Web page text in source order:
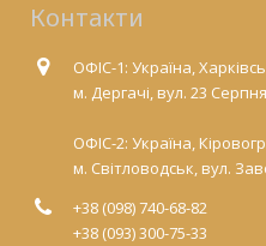
Контакти
ОФІС-1: Україна,
м. Дергачі, вул. 23
ОФІС-2: Україна,
м. Світловодськ, вул.
+38 (098) 740-68-82
+38 (093) 300-75-33